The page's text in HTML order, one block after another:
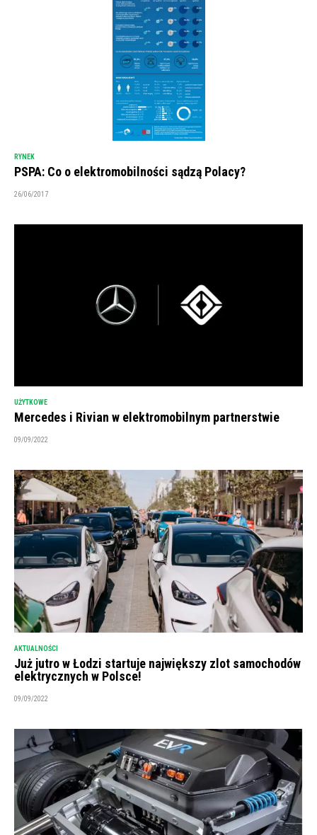
RYNEK
PSPA: Co o elektromobilności sądzą Polacy?
26/06/2017
UŻYTKOWE
Mercedes i Rivian w elektromobilnym partnerstwie
09/09/2022
AKTUALNOŚCI
Już jutro w Łodzi startuje największy zlot samochodów
elektrycznych w Polsce!
09/09/2022